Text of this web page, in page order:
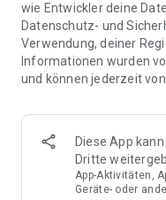
2. Entwickelt für Android
Unterstützt alle Geräte
für die Verwendung der
3. Straßenkarten für
Straßenkarten zeigen
nahegelegene Straßen
4. Routenplaner
Ein wirklich einfacher
wie Entwickler deine
Datenschutz- und
Verwendung, deiner
Informationen wurden
und können jederzeit
Diese App
Dritte
App-Aktivitäten,
Geräte- oder